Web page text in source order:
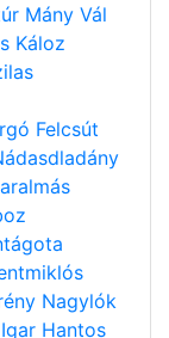
Mány Vál
Káloz
Felcsút
Nagylók
Igar Hantos